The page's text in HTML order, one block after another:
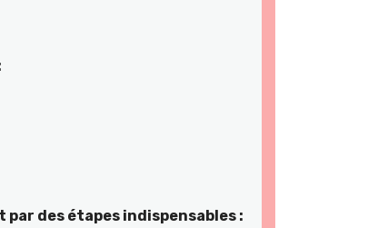
des étapes indispensables :